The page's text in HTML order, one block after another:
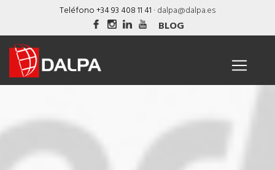
content
Teléfono +34 93 408 11 41 · dalpa@dalpa.es
BLOG